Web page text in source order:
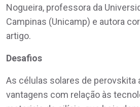
Nogueira, professora da
Campinas (Unicamp) e autora
artigo.
Desafios
As células solares de perovskita
vantagens com relação às